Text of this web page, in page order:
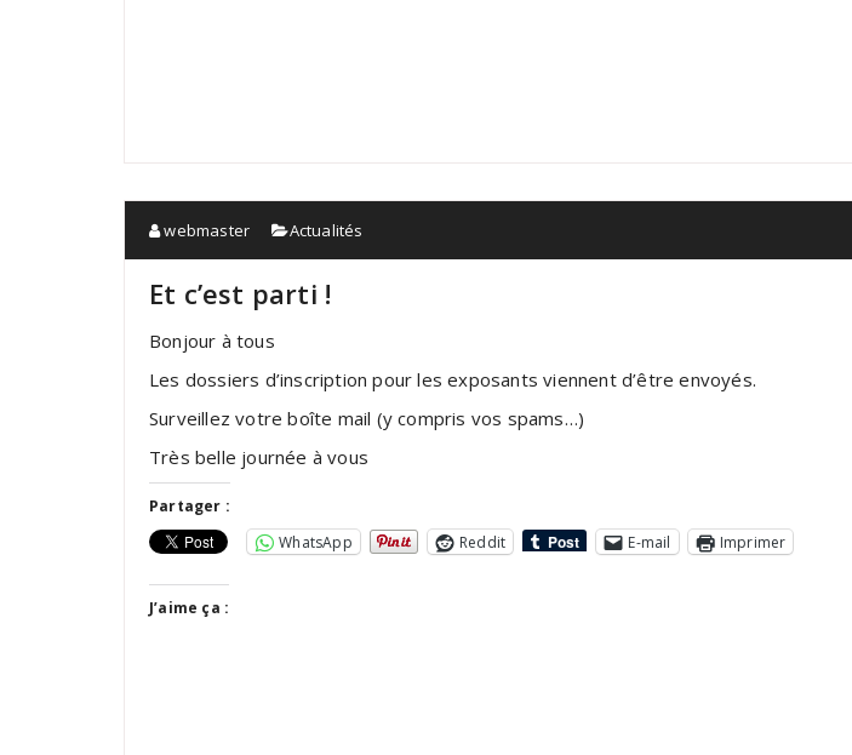
webmaster Actualités
Et c’est parti !
Bonjour à tous
Les dossiers d’inscription pour les exposants viennent d’être envoyés.
Surveillez votre boîte mail (y compris vos spams…)
Très belle journée à vous
Partager :
WhatsApp
Reddit E-mail Imprimer
J’aime ça :